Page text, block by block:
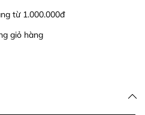
từ 1.000.000đ
giỏ hàng